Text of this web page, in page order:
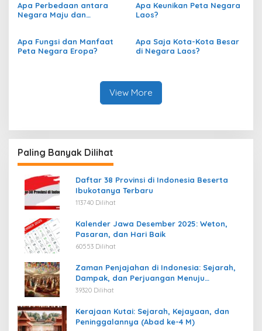
Apa Perbedaan antara
Negara Maju dan
Apa Keunikan Peta Negara
Laos?
Apa Fungsi dan Manfaat
Peta Negara Eropa?
Apa Saja Kota-Kota Besar
di Negara Laos?
View More
Paling Banyak Dilihat
Daftar 38 Provinsi di Indonesia Beserta
Ibukotanya Terbaru
113740 Dilihat
Kalender Jawa Desember 2025: Weton,
Pasaran, dan Hari Baik
60553 Dilihat
Zaman Penjajahan di Indonesia: Sejarah,
Dampak, dan Perjuangan Menuju
Kemerdekaan
39320 Dilihat
Kerajaan Kutai: Sejarah, Kejayaan, dan
Peninggalannya (Abad ke-4 M)